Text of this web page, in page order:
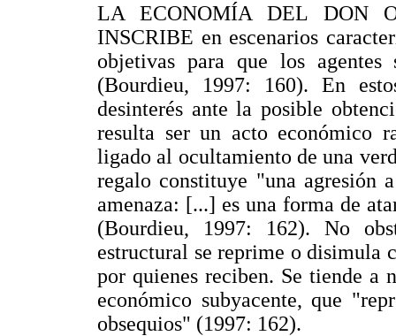
LA ECONOMÍA DEL DON
INSCRIBE en escenarios
objetivas para que los agentes
(Bourdieu, 1997: 160). En
desinterés ante la posible
resulta ser un acto económico
ligado al ocultamiento de una
regalo constituye "una agresión
amenaza: [...] es una forma de
(Bourdieu, 1997: 162). No
estructural se reprime o disimula
por quienes reciben. Se tiende a
económico subyacente, que
obsequios" (1997: 162).